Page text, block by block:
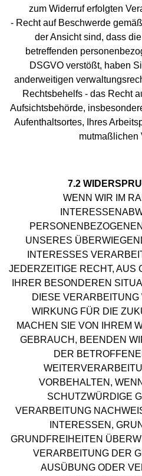
zum Widerruf erfolgten
- Recht auf Beschwerde
der Ansicht sind, dass
betreffenden
DSGVO verstößt, haben
anderweitigen
Rechtsbehelfs - das Recht
Aufsichtsbehörde,
Aufenthaltsortes, Ihres
mutmaßlichen
7.2
WENN WIR IM
UNSERES
INTERESSES
JEDERZEITIGE RECHT, AUS
IHRER BESONDEREN
DIESE
WIRKUNG FÜR DIE
MACHEN SIE VON IHREM
GEBRAUCH, BEENDEN
DER
VORBEHALTEN,
SCHUTZWÜRDIGE
VERARBEITUNG
INTERESSEN,
GRUNDFREIHEITEN
VERARBEITUNG DER
AUSÜBUNG ODER